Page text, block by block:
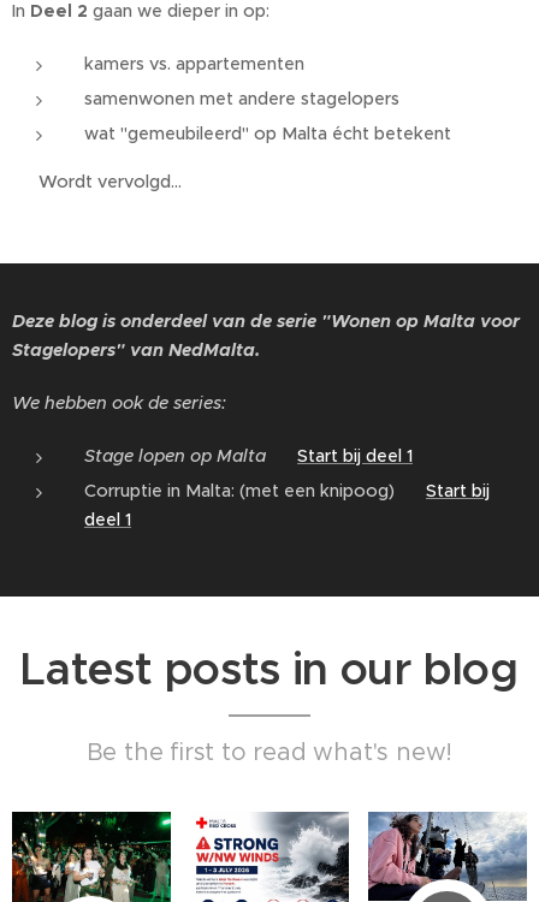
In Deel 2 gaan we dieper in op:
kamers vs. appartementen
samenwonen met andere stagelopers
wat "gemeubileerd" op Malta écht betekent
👉 Wordt vervolgd…
Deze blog is onderdeel van de serie "Wonen op Malta voor
Stagelopers" van NedMalta.
We hebben ook de series:
Stage lopen op Malta
Start bij deel 1
Corruptie in Malta: (met een knipoog) 👉 Start bij
deel 1
Latest posts in our blog
Be the first to read what's new!